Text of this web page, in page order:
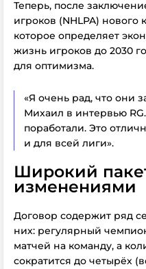
Теперь, после
игроков (NHLPA) нового
которое определяет
жизнь игроков до 2030
для оптимизма.
«Я очень рад, что они
Михаил в интервью
поработали. Это
и для всей лиги».
Широкий
изменениями
Договор содержит ряд
них: регулярный
матчей на команду, а
сократится до четырёх